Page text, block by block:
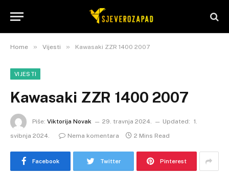
Home » Vijesti » Kawasaki ZZR 1400 2007
VIJESTI
Kawasaki ZZR 1400 2007
Piše: Viktorija Novak 29. travnja 2024. Updated: 1.
svibnja 2024.
Nema komentara 2 Mins Read
Facebook Twitter Pinterest